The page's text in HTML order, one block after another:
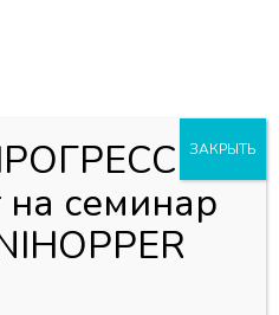
Мебельная фурнитура
»
регулир. пластик
Россия(200шт)семинар
ЗАКРЫТЬ